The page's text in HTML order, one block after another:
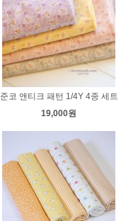
준코 앤티크 패턴 1/4Y 4종 세트
19,000원